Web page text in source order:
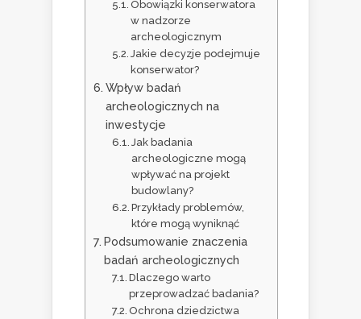
Obowiązki konserwatora
w nadzorze
archeologicznym
Jakie decyzje podejmuje
konserwator?
Wpływ badań
archeologicznych na
inwestycje
Jak badania
archeologiczne mogą
wpływać na projekt
budowlany?
Przykłady problemów,
które mogą wyniknąć
Podsumowanie znaczenia
badań archeologicznych
Dlaczego warto
przeprowadzać badania?
Ochrona dziedzictwa